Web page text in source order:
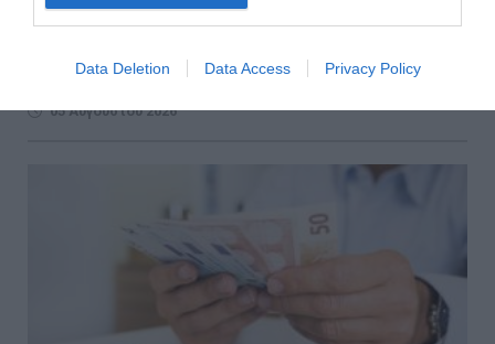
Data Deletion Data Access Privacy Policy
Η αντίστροφη μέτρηση για τη Διεθνή Έκθεση
πιέσεις της αγοράς προς την κυβέρνηση για ένα πακέτο
παρεμβάσεων με φορολογικό και...
05 Αυγούστου 2026